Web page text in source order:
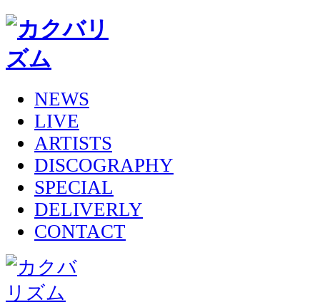
NEWS
LIVE
ARTISTS
DISCOGRAPHY
SPECIAL
DELIVERLY
CONTACT